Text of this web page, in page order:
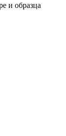
и образца